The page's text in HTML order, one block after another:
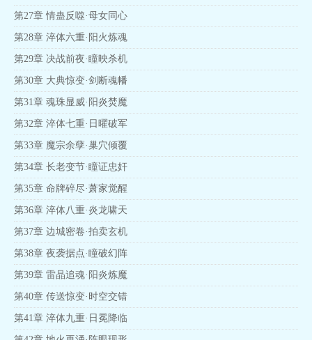
第27章 情蛊反噬·母女同心
第28章 淬体六重·阳火炼魂
第29章 决战前夜·瞳映杀机
第30章 大典惊变·剑断魂幡
第31章 魂珠显威·阳炎焚魔
第32章 淬体七重·日曜破军
第33章 魔宗余孽·巢穴倾覆
第34章 长老变节·瞳证忠奸
第35章 命牌碎尽·萧家觉醒
第36章 淬体八重·炎龙啸天
第37章 边城密卷·拍卖玄机
第38章 夜袭据点·瞳破幻阵
第39章 雷晶追魂·阳炎炼魔
第40章 传送惊变·时空交错
第41章 淬体九重·日冕降临